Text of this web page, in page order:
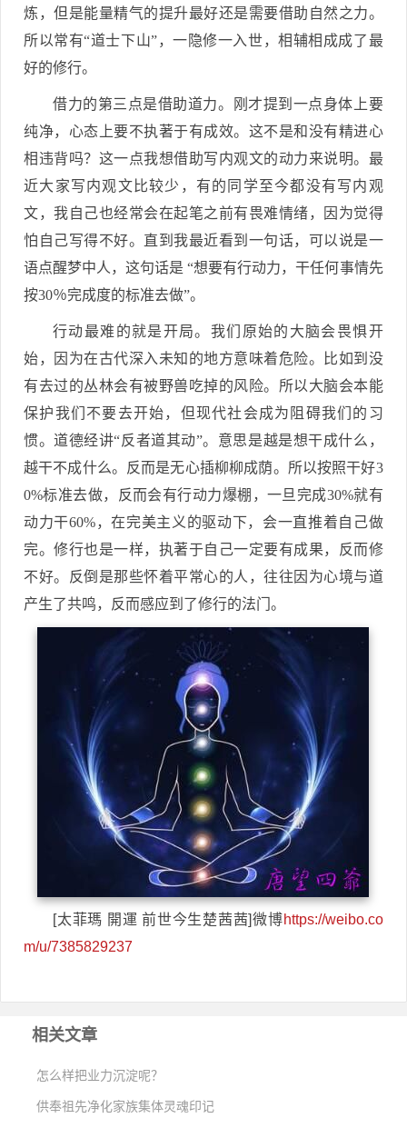
炼，但是能量精气的提升最好还是需要借助自然之力。
所以常有“道士下山”，一隐修一入世，相辅相成成了最
好的修行。
借力的第三点是借助道力。刚才提到一点身体上要
纯净，心态上要不执著于有成效。这不是和没有精进心
相违背吗？这一点我想借助写内观文的动力来说明。最
近大家写内观文比较少，有的同学至今都没有写内观
文，我自己也经常会在起笔之前有畏难情绪，因为觉得
怕自己写得不好。直到我最近看到一句话，可以说是一
语点醒梦中人，这句话是 “想要有行动力，干任何事情先
按30％完成度的标准去做”。
行动最难的就是开局。我们原始的大脑会畏惧开
始，因为在古代深入未知的地方意味着危险。比如到没
有去过的丛林会有被野兽吃掉的风险。所以大脑会本能
保护我们不要去开始，但现代社会成为阻碍我们的习
惯。道德经讲“反者道其动”。意思是越是想干成什么，
越干不成什么。反而是无心插柳柳成荫。所以按照干好3
0%标准去做，反而会有行动力爆棚，一旦完成30%就有
动力干60%，在完美主义的驱动下，会一直推着自己做
完。修行也是一样，执著于自己一定要有成果，反而修
不好。反倒是那些怀着平常心的人，往往因为心境与道
产生了共鸣，反而感应到了修行的法门。
[太菲瑪 開運 前世今生楚茜茜]微博https://weibo.co
m/u/7385829237
相关文章
怎么样把业力沉淀呢？
供奉祖先净化家族集体灵魂印记